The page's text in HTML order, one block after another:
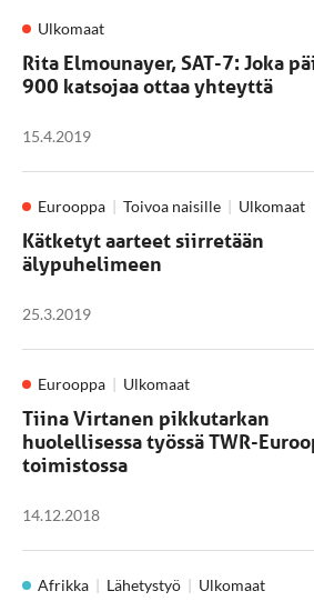
Ulkomaat
Rita Elmounayer, SAT-7: Joka
900 katsojaa ottaa yhteyttä
15.4.2019
Eurooppa Toivoa naisille Ulkomaat
Kätketyt aarteet siirretään
älypuhelimeen
25.3.2019
Eurooppa Ulkomaat
Tiina Virtanen pikkutarkan
huolellisessa työssä TWR-
toimistossa
14.12.2018
Afrikka Lähetystyö Ulkomaat